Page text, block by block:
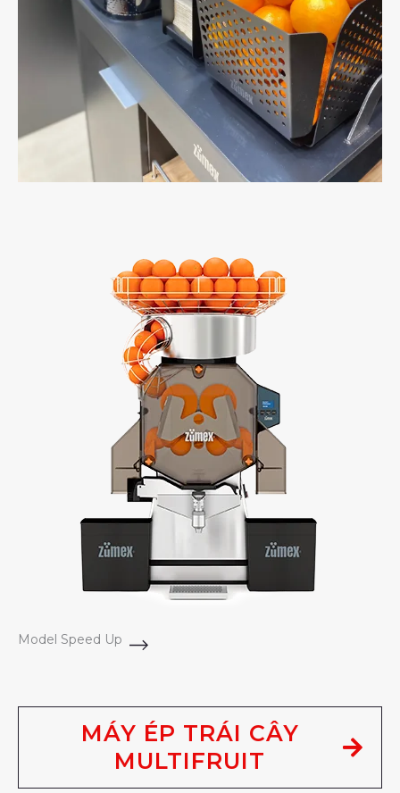
Model Speed Up
MÁY ÉP TRÁI CÂY
MULTIFRUIT